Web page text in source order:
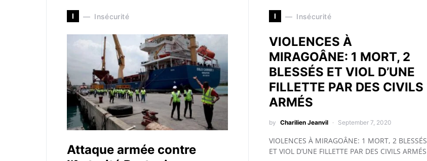
I Insécurité
Attaque armée contre
I Insécurité
VIOLENCES À
MIRAGOÂNE: 1 MORT, 2
BLESSÉS ET VIOL D’UNE
FILLETTE PAR DES CIVILS
ARMÉS
by Charilien Jeanvil September 7, 2020
VIOLENCES À MIRAGOÂNE: 1 MORT, 2 BLESSÉS
ET VIOL D’UNE FILLETTE PAR DES CIVILS ARMÉS